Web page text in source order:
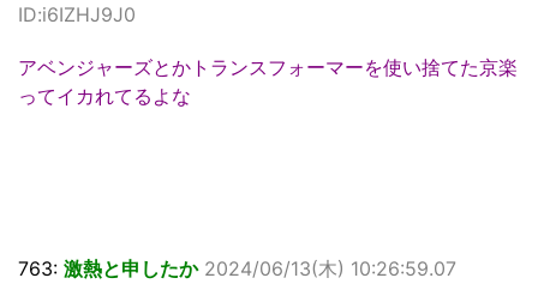
ID:i6IZHJ9J0
アベンジャーズとかトランスフォーマーを使い捨てた京楽
ってイカれてるよな
763: 激熱と申したか 2024/06/13(木) 10:26:59.07